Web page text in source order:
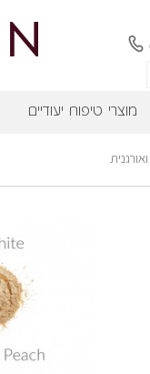
מוצרי טיפוח יעודיים